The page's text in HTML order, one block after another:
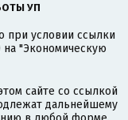
УП
при условии ссылки
"Экономическую
сайте со ссылкой
дальнейшему